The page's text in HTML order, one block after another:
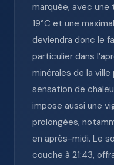
marquée, avec
19°C et une
deviendra donc le
particulier dans
minérales de la
sensation de
impose aussi une
prolongées,
en après-midi. Le
couche à 21:43,